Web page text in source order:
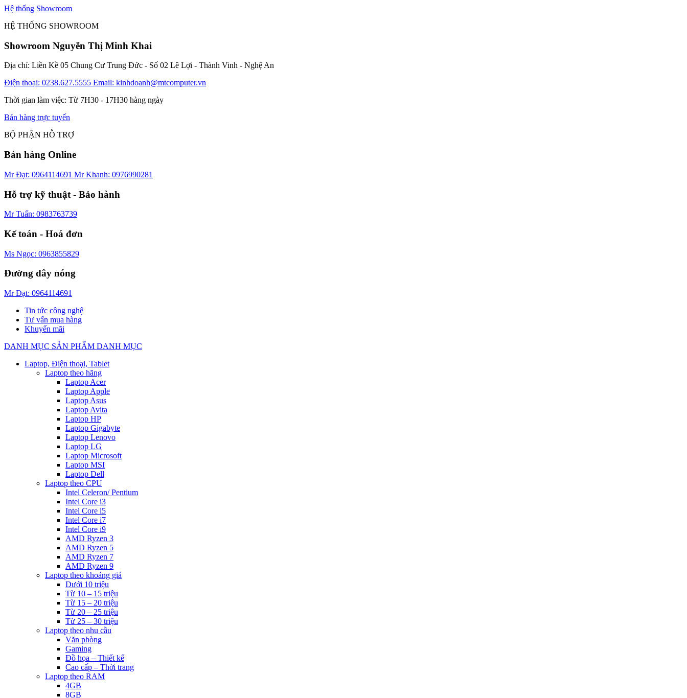
Hệ thống Showroom
HỆ THỐNG SHOWROOM
Showroom Nguyễn Thị Minh Khai
Địa chỉ: Liền Kề 05 Chung Cư Trung Đức - Số 02 Lê Lợi - Thành Vinh - Nghệ An
Điện thoại: 0238.627.5555 Email: kinhdoanh@mtcomputer.vn
Thời gian làm việc: Từ 7H30 - 17H30 hàng ngày
Bán hàng trực tuyến
BỘ PHẬN HỖ TRỢ
Bán hàng Online
Mr Đạt: 0964114691 Mr Khanh: 0976990281
Hỗ trợ kỹ thuật - Bảo hành
Mr Tuấn: 0983763739
Kế toán - Hoá đơn
Ms Ngọc: 0963855829
Đường dây nóng
Mr Đạt: 0964114691
Tin tức công nghệ
Tư vấn mua hàng
Khuyến mãi
DANH MỤC SẢN PHẨM DANH MỤC
Laptop, Điện thoại, Tablet
Laptop theo hãng
Laptop Acer
Laptop Apple
Laptop Asus
Laptop Avita
Laptop HP
Laptop Gigabyte
Laptop Lenovo
Laptop LG
Laptop Microsoft
Laptop MSI
Laptop Dell
Laptop theo CPU
Intel Celeron/ Pentium
Intel Core i3
Intel Core i5
Intel Core i7
Intel Core i9
AMD Ryzen 3
AMD Ryzen 5
AMD Ryzen 7
AMD Ryzen 9
Laptop theo khoảng giá
Dưới 10 triệu
Từ 10 – 15 triệu
Từ 15 – 20 triệu
Từ 20 – 25 triệu
Từ 25 – 30 triệu
Laptop theo nhu cầu
Văn phòng
Gaming
Đồ họa – Thiết kế
Cao cấp – Thời trang
Laptop theo RAM
4GB
8GB